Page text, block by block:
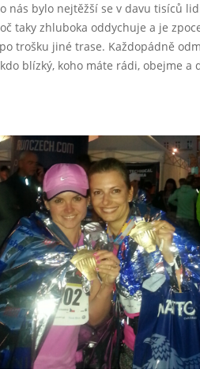
nás bylo nejtěžší se v davu tisíců
taky zhluboka oddychuje a je
trošku jiné trase. Každopádně
blízký, koho máte rádi, obejme a